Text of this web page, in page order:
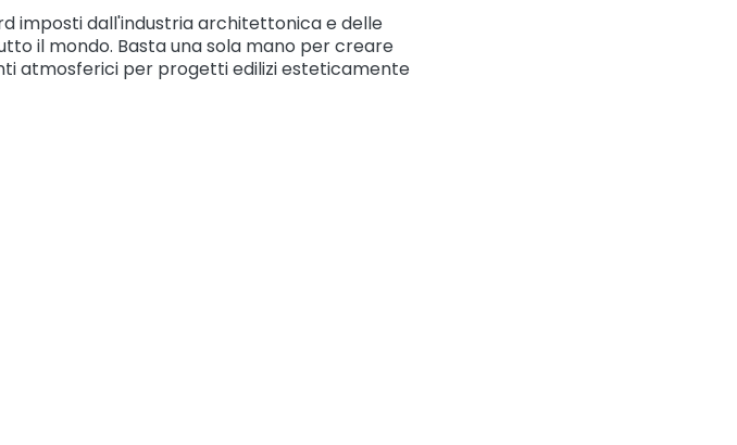
imposti dall'industria architettonica e delle
il mondo. Basta una sola mano per creare
atmosferici per progetti edilizi esteticamente